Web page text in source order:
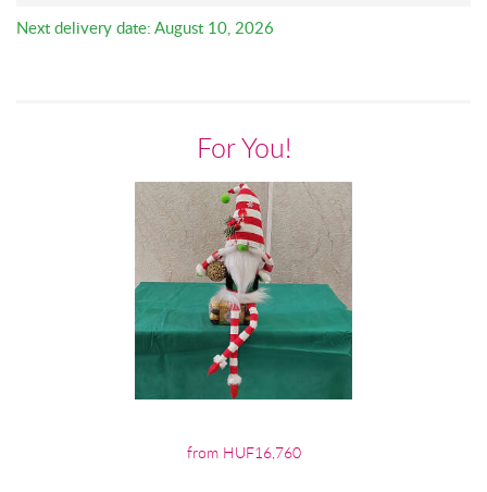
Next delivery date: August 10, 2026
For You!
from HUF16,760